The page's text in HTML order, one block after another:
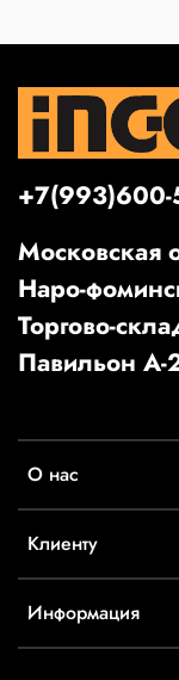
О нас
Клиенту
Информация
+7(993)600-
Московская
Наро-
Торгово-
Павильон А-